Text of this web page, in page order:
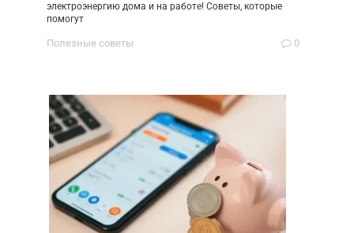
электроэнергию дома и на работе! Советы, которые
помогут
Полезные советы 0